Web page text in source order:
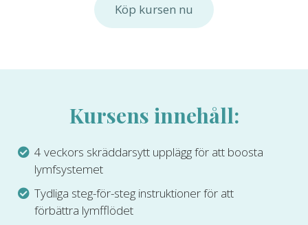
Köp kursen nu
Kursens innehåll:
4 veckors skräddarsytt upplägg för att boosta
lymfsystemet
Tydliga steg-för-steg instruktioner för att
förbättra lymfflödet